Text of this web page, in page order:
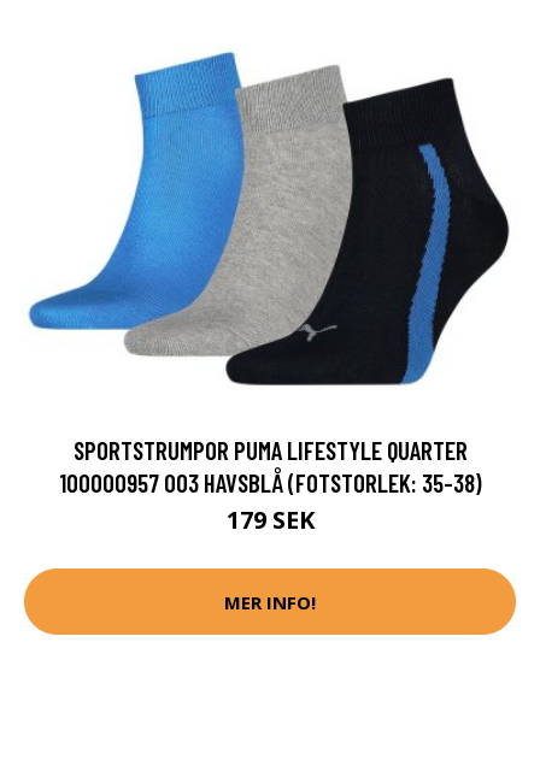
SPORTSTRUMPOR PUMA LIFESTYLE QUARTER
100000957 003 HAVSBLÅ (FOTSTORLEK: 35-38)
179 SEK
MER INFO!